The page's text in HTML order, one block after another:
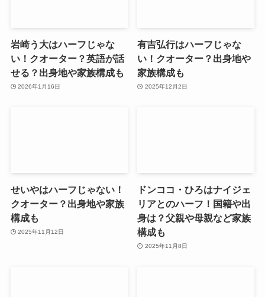
岩崎う大はハーフじゃな
い！クオーター？英語が話
せる？出身地や家族構成も
2026年1月16日
有吉弘行はハーフじゃな
い！クオーター？出身地や
家族構成も
2025年12月2日
せいやはハーフじゃない！
クオーター？出身地や家族
構成も
2025年11月12日
ドンココ・ひろはナイジェ
リアとのハーフ！国籍や出
身は？父親や母親など家族
構成も
2025年11月8日